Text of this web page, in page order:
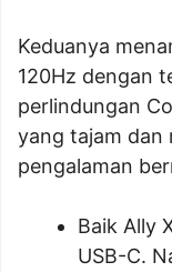
Keduanya
120Hz dengan
perlindungan
yang tajam dan
pengalaman
Baik Ally
USB-C.